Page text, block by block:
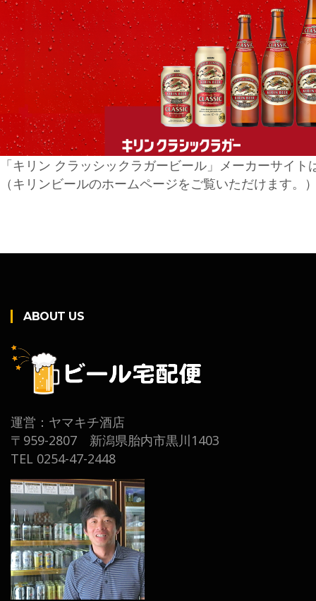
「キリン クラッシックラガービール」メーカーサイト
（キリンビールのホームページをご覧いただけます。
ABOUT US
運営：ヤマキチ酒店
〒959-2807 新潟県胎内市黒川1403
TEL 0254-47-2448